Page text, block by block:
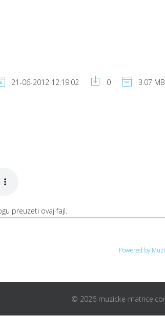
21-06-2012 12:19:02 0 3.07 MB
preuzeti ovaj fajl.
Powered by
© 2026 muzicke-